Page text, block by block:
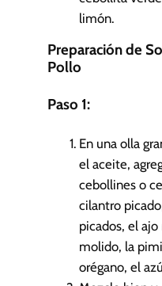
limón.
Preparación de
Pollo
Paso 1:
En una olla
el aceite,
cebollines o
cilantro
picados, el
molido, la
orégano, el